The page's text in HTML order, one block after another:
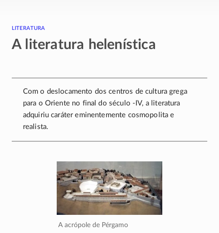
literatura
A literatura helenística
Com o deslocamento dos centros de cultura grega
para o Oriente no final do século -IV, a literatura
adquiriu caráter eminentemente cosmopolita e
realista.
A acrópole de Pérgamo